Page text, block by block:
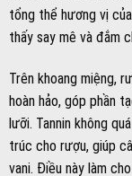
Cuối cùng, kết thúc
ngay cả khi ngụm
nhẹ nhàng của các
thỏa mãn vẫn còn
điểm này đã làm
F trong thế giới rượu